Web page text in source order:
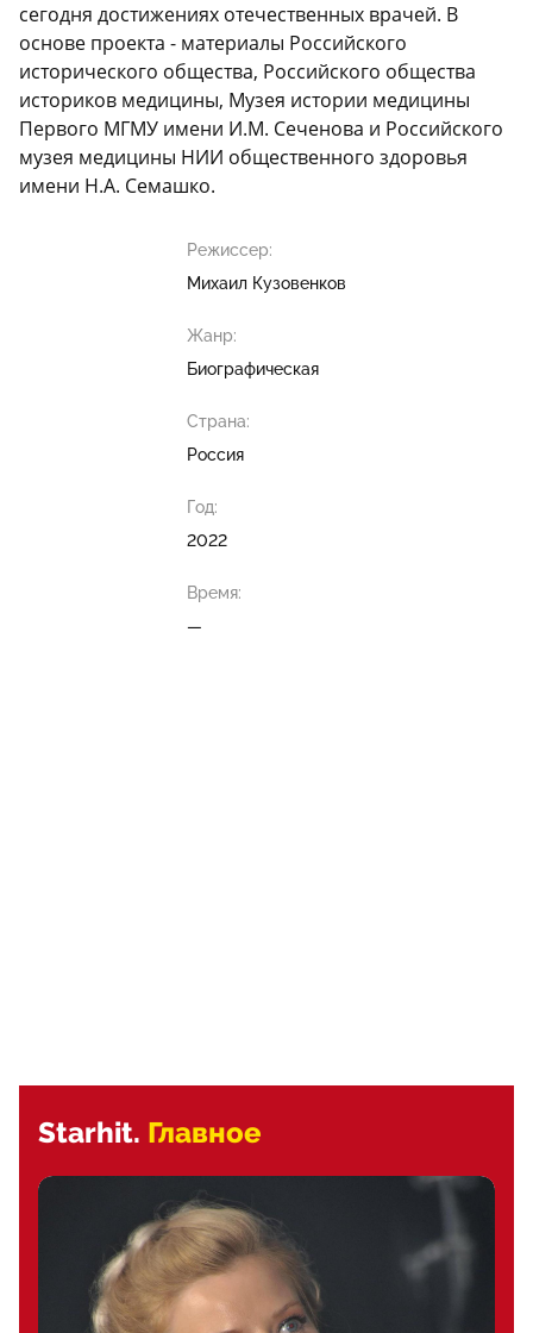
сегодня достижениях отечественных врачей. В
основе проекта - материалы Российского
исторического общества, Российского общества
историков медицины, Музея истории медицины
Первого МГМУ имени И.М. Сеченова и Российского
музея медицины НИИ общественного здоровья
имени Н.А. Семашко.
Режиссер:
Михаил Кузовенков
Жанр:
Биографическая
Страна:
Россия
Год:
2022
Время:
—
Starhit. Главное